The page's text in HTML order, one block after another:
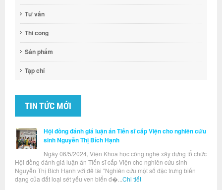
Tư vấn
Thi công
Sản phẩm
Tạp chí
TIN TỨC MỚI
Hội đồng đánh giá luận án Tiến sĩ cấp Viện cho nghiên cứu
sinh Nguyễn Thị Bích Hạnh
Ngày 06/5/2024, Viện Khoa học công nghệ xây dựng tổ chức
Hội đồng đánh giá luận án Tiến sĩ cấp Viện cho nghiên cứu sinh
Nguyễn Thị Bích Hạnh với đề tài "Nghiên cứu một số đặc trưng biến
dạng của đất loại sét yếu ven biển đ�... Chi tiết